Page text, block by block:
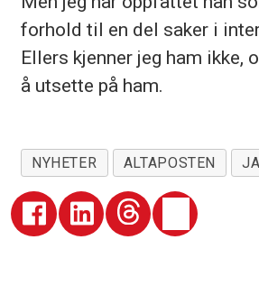
forhold til en del saker i
Ellers kjenner jeg ham ikke,
å utsette på ham.
NYHETER ALTAPOSTEN